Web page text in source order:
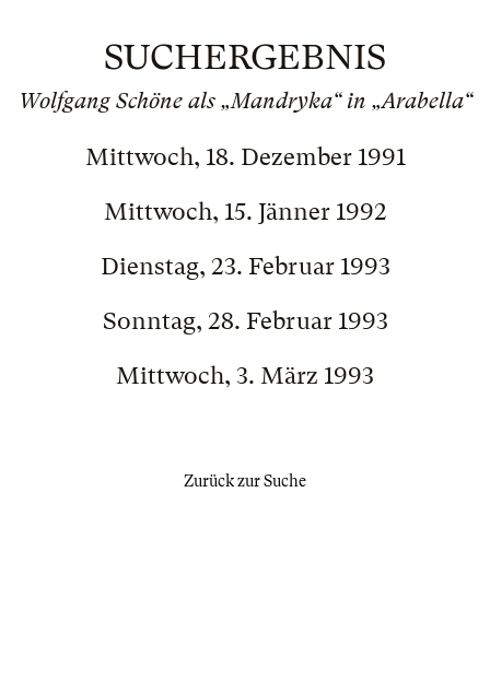
SUCHERGEBNIS
Wolfgang Schöne als „Mandryka“ in „Arabella“
Mittwoch, 18. Dezember 1991
Mittwoch, 15. Jänner 1992
Dienstag, 23. Februar 1993
Sonntag, 28. Februar 1993
Mittwoch, 3. März 1993
Zurück zur Suche